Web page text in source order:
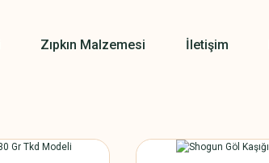
Zıpkın Malzemesi İletişim